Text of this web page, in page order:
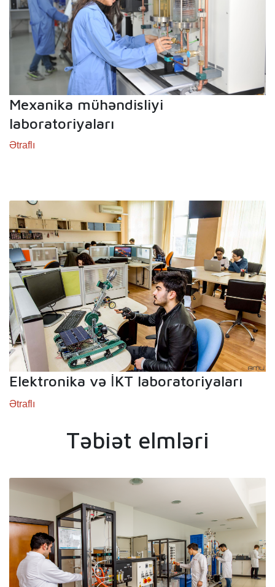
Mexanika mühəndisliyi
laboratoriyaları
Ətraflı
Elektronika və İKT laboratoriyaları
Ətraflı
Təbiət elmləri